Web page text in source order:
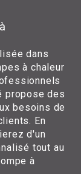
dans
à chaleur
propose des
besoins de
En
d'un
tout au
à